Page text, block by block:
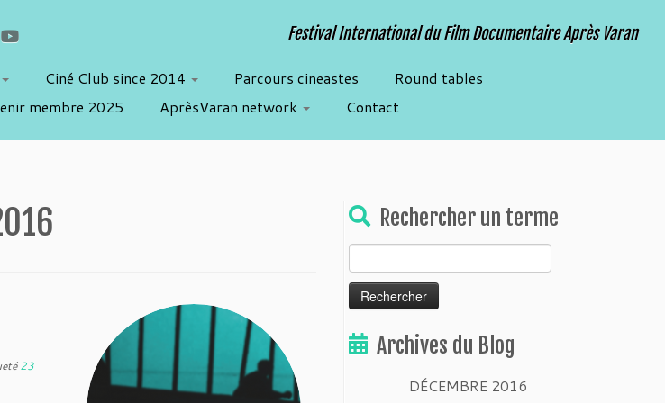
Festival International du Film Documentaire Après Varan
Ciné Club since 2014 Parcours cineastes
Round tables
membre 2025 AprèsVaran network Contact
23
Rechercher un terme
Archives du Blog
DÉCEMBRE 2016